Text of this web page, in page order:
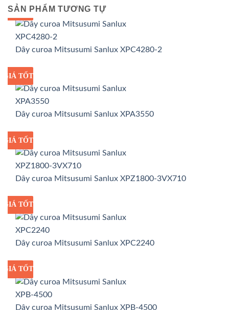
SẢN PHẨM TƯƠNG TỰ
GIÁ SỈ
GIÁ TỐT
Dây curoa Mitsusumi Sanlux XPC4280-2
GIÁ SỈ
GIÁ TỐT
Dây curoa Mitsusumi Sanlux XPA3550
GIÁ SỈ
GIÁ TỐT
Dây curoa Mitsusumi Sanlux XPZ1800-3VX710
GIÁ SỈ
GIÁ TỐT
Dây curoa Mitsusumi Sanlux XPC2240
GIÁ SỈ
GIÁ TỐT
Dây curoa Mitsusumi Sanlux XPB-4500